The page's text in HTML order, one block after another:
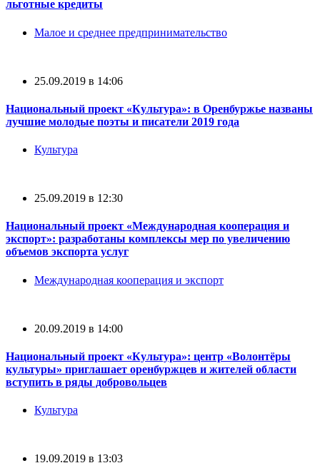
льготные кредиты
Малое и среднее предпринимательство
25.09.2019 в 14:06
Национальный проект «Культура»: в Оренбуржье названы
лучшие молодые поэты и писатели 2019 года
Культура
25.09.2019 в 12:30
Национальный проект «Международная кооперация и
экспорт»: разработаны комплексы мер по увеличению
объемов экспорта услуг
Международная кооперация и экспорт
20.09.2019 в 14:00
Национальный проект «Культура»: центр «Волонтёры
культуры» приглашает оренбуржцев и жителей области
вступить в ряды добровольцев
Культура
19.09.2019 в 13:03